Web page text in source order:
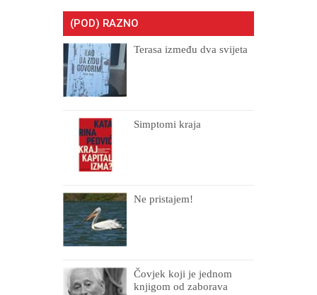
(POD) RAZNO
Terasa između dva svijeta
Simptomi kraja
Ne pristajem!
Čovjek koji je jednom
knjigom od zaborava